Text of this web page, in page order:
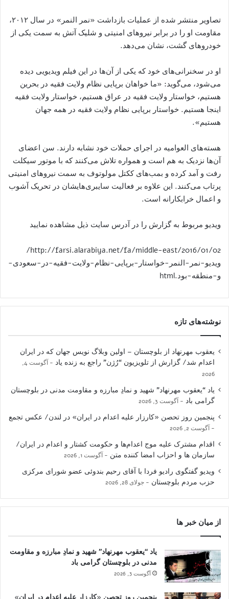
تصاویر منتشر شده از عملیات بازداشت «نمر النمر» در سال ۲۰۱۲،
مقاومت او را در برابر نیروهای امنیتی و شلیک آتش به سمت یکی از
خودروهای گشت، نشان می‌دهد.
او در سخنرانی‌های خود که یکی از آن‌ها در این فیلم ویدیویی دیده
می‌شود، می‌گوید: «ما خواهان برپایی نظام ولایت فقیه در بحرین
هستیم، خواستار ولایت فقیه در عراق هستیم، خواستار ولایت فقیه
اینجا هستیم. خواستار برپایی نظام ولایت فقیه در همه جهان
هستیم».
هسته‌های العوامیه در اجرای حملات خود نشابه دارند. سن اعضای
آن‌ها نزدیک به هم است و همواره تلاش می‌کنند که با موتور سیکلت
رفت و آمد کرده و بمب‌های ککتل مولوتوف به سمت نیروهای امنیتی
پرتاب می‌کنند. این علاوه بر فعالیت سایبری‌هایشان در تحریک آشوب
و اعمال خرابکارانه است.
ویدیو مربوط به گزارش را در آدرس سایت ذیل مشاهده نمایید
http://farsi.alarabiya.net/fa/middle-east/2016/01/02/
ویدیو-نمر-النمر-خواستار-برپایی-نظام-ولایت-فقیه-در-سعودی-
و-منطقه-بود.html
نوشته‌های تازه
یعقوب مهرنهاد از بلوچستان – اولین وبلاگ نویس جهان که در ایران
اعدام شد/ گزارش از تلویزیون “رُژن” راجع به زنده یاد
آگوست 4,
2026
یاد “یعقوب مهرنهاد” شهید و نمادِ مبارزه و مقاومت مدنی در بلوچستان
گرامی باد
آگوست 3, 2026
پنجمین روز تحصن «کارزار علیه اعدام در ایران» در لندن/ عکس تجمع
آگوست 2, 2026
اقدام مشترک علیه موج اعدام‌ها و حکومت کشتار و اعدام در ایران/
سازمان ها و احزاب امضا کننده متن
آگوست 1, 2026
ویدیو گفتگوی رادیو فردا با آقای رحیم بندوئی عضو شورای مرکزی
حزب مردم بلوچستان
جولای 28, 2026
از میان خبر ها
یاد “یعقوب مهرنهاد” شهید و نمادِ مبارزه و مقاومت
مدنی در بلوچستان گرامی باد
آگوست 3, 2026